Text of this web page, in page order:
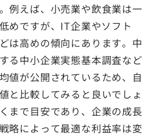
例えば、小売業や飲食業は一
めですが、IT企業やソフト
は高めの傾向にあります。中
る中小企業実態基本調査など
値が公開されているため、自
と比較してみると良いでしょ
まで目安であり、企業の成長
略によって最適な利益率は変